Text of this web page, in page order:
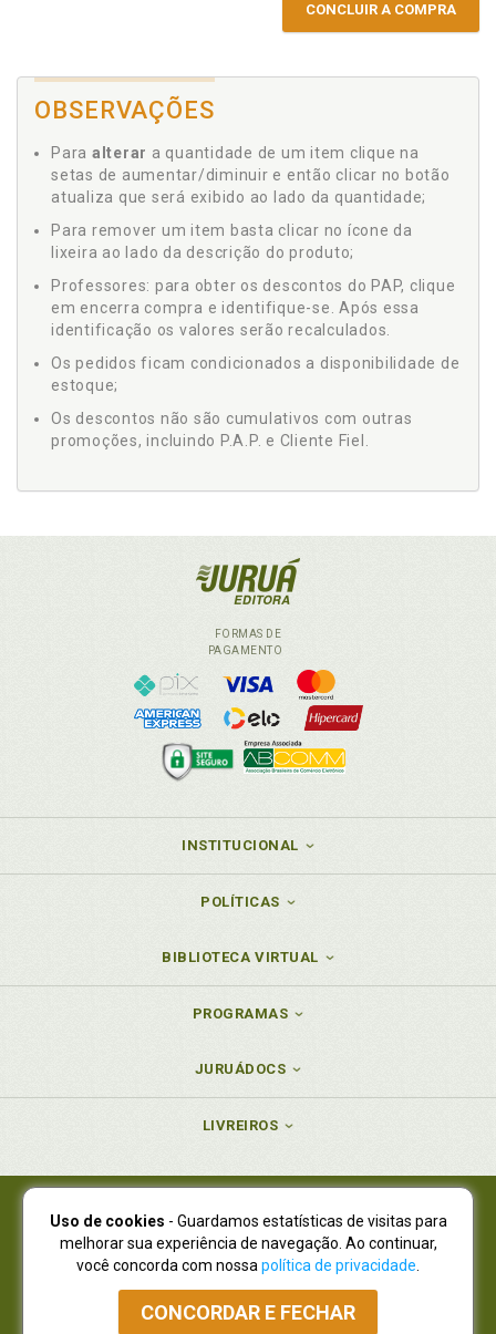
CONCLUIR A COMPRA
OBSERVAÇÕES
Para alterar a quantidade de um item clique na
setas de aumentar/diminuir e então clicar no botão
atualiza que será exibido ao lado da quantidade;
Para remover um item basta clicar no ícone da
lixeira ao lado da descrição do produto;
Professores: para obter os descontos do PAP, clique
em encerra compra e identifique-se. Após essa
identificação os valores serão recalculados.
Os pedidos ficam condicionados a disponibilidade de
estoque;
Os descontos não são cumulativos com outras
promoções, incluindo P.A.P. e Cliente Fiel.
FORMAS DE
PAGAMENTO
INSTITUCIONAL
POLÍTICAS
BIBLIOTECA VIRTUAL
PROGRAMAS
JURUÁDOCS
LIVREIROS
Juruá Editora Ltda., CNPJ 77.535.508/0001-19
Juruá Informática Ltda., CNPJ 01.701.561/0001-80
NOVO ENDEREÇO:R. Flávio Dallegrave, 7665, São Lourenço |
Curitiba - Paraná - CEP 82210-310
Atendimento: (41) 4009-3900|Vendas Atacado: (41) 4009-3939
Uso de cookies - Guardamos estatísticas de visitas para
melhorar sua experiência de navegação. Ao continuar,
você concorda com nossa política de privacidade
CONCORDAR E FECHAR